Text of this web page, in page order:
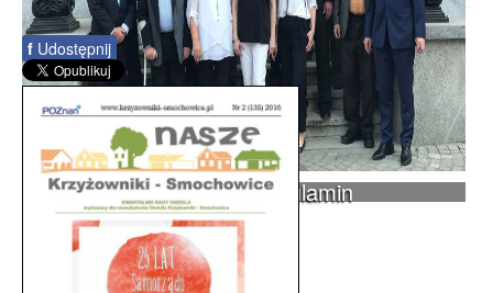
Rada Osiedla - skład, regulamin
f Udostępnij